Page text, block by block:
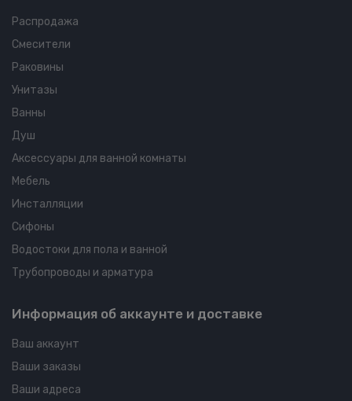
Распродажа
Смесители
Раковины
Унитазы
Ванны
Душ
Аксессуары для ванной комнаты
Мебель
Инсталляции
Сифоны
Водостоки для пола и ванной
Трубопроводы и арматура
Информация об аккаунте и доставке
Ваш аккаунт
Ваши заказы
Ваши адреса